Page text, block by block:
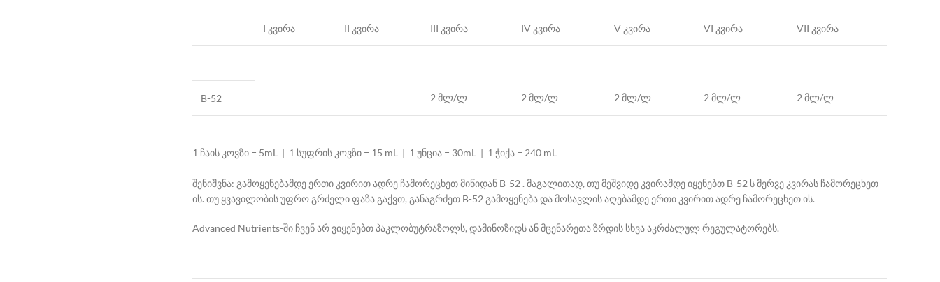
I კვირა II კვირა III კვირა IV კვირა V კვირა VI კვირა VII კვირა
B-52 2 მლ/ლ 2 მლ/ლ 2 მლ/ლ 2 მლ/ლ 2 მლ/ლ
1 ჩაის კოვზი = 5mL | 1 სუფრის კოვზი = 15 mL | 1 უნცია = 30mL | 1 ჭიქა = 240 mL
შენიშვნა: გამოყენებამდე ერთი კვირით ადრე ჩამორეცხეთ მიწიდან B-52 . მაგალითად, თუ მეშვიდე კვირამდე იყენებთ B-52 ს მერვე კვირას ჩამორეცხეთ
ის. თუ ყვავილობის უფრო გრძელი ფაზა გაქვთ, განაგრძეთ B-52 გამოყენება და მოსავლის აღებამდე ერთი კვირით ადრე ჩამორეცხეთ ის.
Advanced Nutrients-ში ჩვენ არ ვიყენებთ პაკლობუტრაზოლს, დამინოზიდს ან მცენარეთა ზრდის სხვა აკრძალულ რეგულატორებს.